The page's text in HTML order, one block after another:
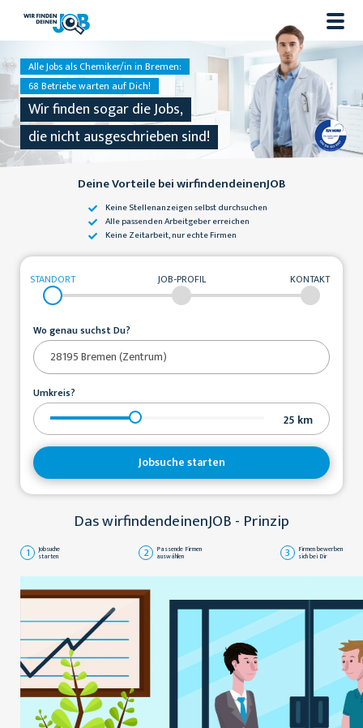
Alle Jobs als Chemiker/in in Bremen:
68 Betriebe warten auf Dich!
Wir finden sogar die Jobs,
die nicht ausgeschrieben sind!
Deine Vorteile bei wirfindendeinenJOB
Keine Stellenanzeigenselbst durchsuchen
Alle passendenArbeitgeber erreichen
Keine Zeitarbeit,nur echte Firmen
STANDORT JOB-PROFIL KONTAKT
Wo genau suchst Du?
Umkreis?
25 km
Jobsuche starten
Das wirfindendeinenJOB - Prinzip
1 Jobsuche
starten 2 Passende Firmen
auswählen 3 Firmen bewerben
sich bei Dir